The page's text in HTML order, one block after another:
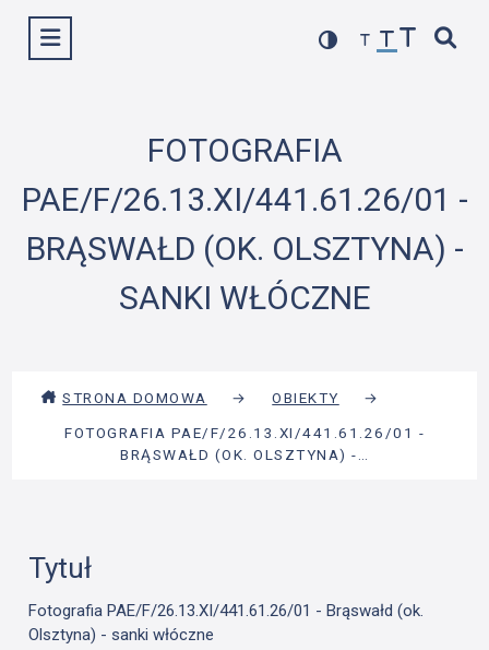
Wyświetl menu
FOTOGRAFIA
PAE/F/26.13.XI/441.61.26/01 -
BRĄSWAŁD (OK. OLSZTYNA) -
SANKI WŁÓCZNE
STRONA DOMOWA → OBIEKTY
→
FOTOGRAFIA PAE/F/26.13.XI/441.61.26/01 -
BRĄSWAŁD (OK. OLSZTYNA) -…
Tytuł
Fotografia PAE/F/26.13.XI/441.61.26/01 - Brąswałd (ok.
Olsztyna) - sanki włóczne